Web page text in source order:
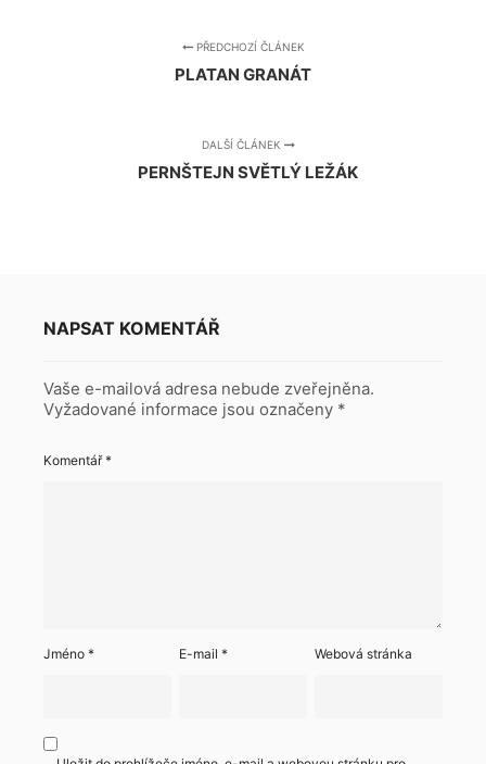
PŘEDCHOZÍ ČLÁNEK
PLATAN GRANÁT
DALŠÍ ČLÁNEK
PERNŠTEJN SVĚTLÝ LEŽÁK
NAPSAT KOMENTÁŘ
Vaše e-mailová adresa nebude zveřejněna.
Vyžadované informace jsou označeny *
Komentář*
Jméno * E-mail* Webová stránka